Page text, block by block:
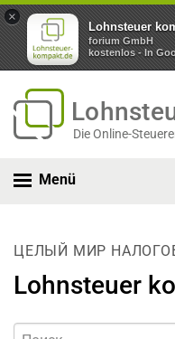
×
Lohnsteuer
forium GmbH
kostenlos - In
Die Online-
Menü
ЦЕЛЫЙ МИР
Lohnsteuer